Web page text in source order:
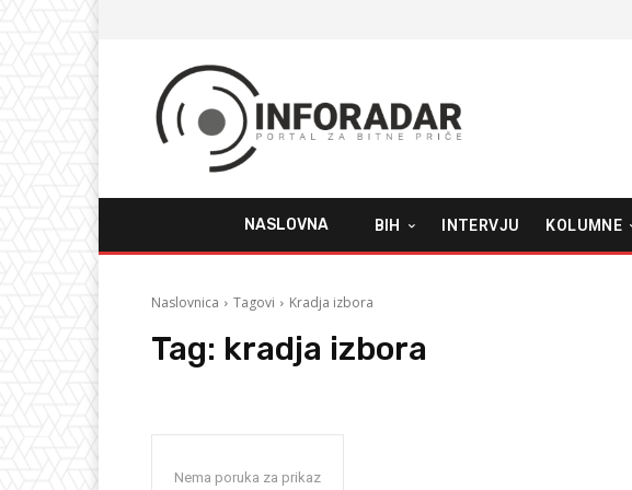
NASLOVNA BIH INTERVJU KOLUMNE
Naslovnica Tagovi Kradja izbora
Tag: kradja izbora
Nema poruka za prikaz